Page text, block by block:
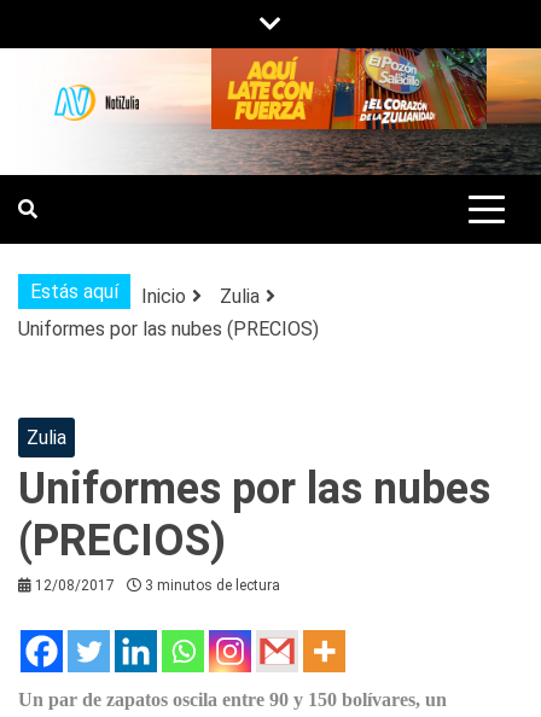
al
contenido
NOTIZULIA
NOTICIAS DEL ZULIA, VENEZUELA Y
DE INTERÉS GENERAL.
Estás aquí Inicio
Zulia
Uniformes por las nubes (PRECIOS)
Zulia
Uniformes por las nubes
(PRECIOS)
12/08/2017 3 minutos de lectura
Un par de zapatos oscila entre 90 y 150 bolívares, un